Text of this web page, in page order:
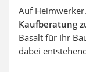
Auf
Kaufberatung
Basalt für Ihr
dabei